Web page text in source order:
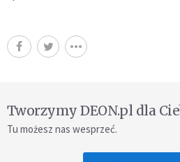
Tworzymy DEON.pl dla
Tu możesz nas wesprzeć.